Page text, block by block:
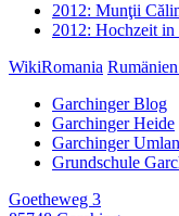
2012: Munţii
2012: Hochzeit
WikiRomania
Garchinger Blog
Garchinger Heide
Garchinger
Grundschule
Goetheweg 3